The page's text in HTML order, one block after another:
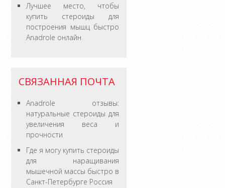
Лучшее место, чтобы
купить стероиды для
построения мышц быстро
Anadrole онлайн
СВЯЗАННАЯ ПОЧТА
Anadrole отзывы:
натуральные стероиды для
увеличения веса и
прочности
Где я могу купить стероиды
для наращивания
мышечной массы быстро в
Санкт-Петербурге Россия